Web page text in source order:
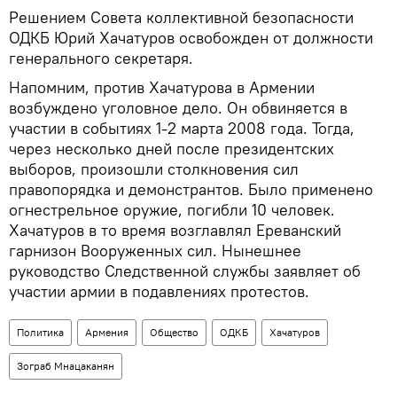
Решением Совета коллективной безопасности
ОДКБ Юрий Хачатуров освобожден от должности
генерального секретаря.
Напомним, против Хачатурова в Армении
возбуждено уголовное дело. Он обвиняется в
участии в событиях 1-2 марта 2008 года. Тогда,
через несколько дней после президентских
выборов, произошли столкновения сил
правопорядка и демонстрантов. Было применено
огнестрельное оружие, погибли 10 человек.
Хачатуров в то время возглавлял Ереванский
гарнизон Вооруженных сил. Нынешнее
руководство Следственной службы заявляет об
участии армии в подавлениях протестов.
Политика Армения Общество ОДКБ Хачатуров
Зограб Мнацаканян